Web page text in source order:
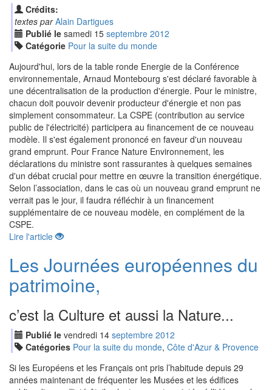
Crédits:
textes par Alain Dartigues
Publié le samedi 15 septembre 2012
Catégorie Pour la suite du monde
Aujourd'hui, lors de la table ronde Energie de la Conférence
environnementale, Arnaud Montebourg s'est déclaré favorable à
une décentralisation de la production d'énergie. Pour le ministre,
chacun doit pouvoir devenir producteur d'énergie et non pas
simplement consommateur. La CSPE (contribution au service
public de l'électricité) participera au financement de ce nouveau
modèle. Il s'est également prononcé en faveur d'un nouveau
grand emprunt. Pour France Nature Environnement, les
déclarations du ministre sont rassurantes à quelques semaines
d'un débat crucial pour mettre en œuvre la transition énergétique.
Selon l’association, dans le cas où un nouveau grand emprunt ne
verrait pas le jour, il faudra réfléchir à un financement
supplémentaire de ce nouveau modèle, en complément de la
CSPE.
Lire l'article
Les Journées européennes du
patrimoine,
c’est la Culture et aussi la Nature...
Publié le vendredi 14 septembre 2012
Catégories Pour la suite du monde, Côte d'Azur & Provence
Si les Européens et les Français ont pris l’habitude depuis 29
années maintenant de fréquenter les Musées et les édifices